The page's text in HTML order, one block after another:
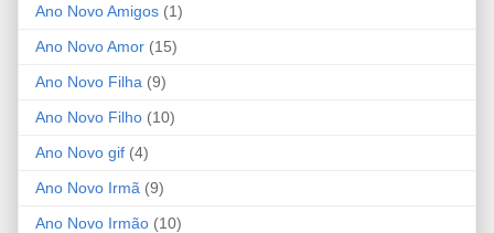
Ano Novo Amigos (1)
Ano Novo Amor (15)
Ano Novo Filha (9)
Ano Novo Filho (10)
Ano Novo gif (4)
Ano Novo Irmã (9)
Ano Novo Irmão (10)